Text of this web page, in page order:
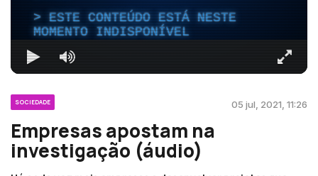
ESTE CONTEÚDO ESTÁ NESTE
MOMENTO INDISPONÍVEL
SOCIEDADE 05 jul, 2021, 11:26
Empresas apostam na
investigação (áudio)